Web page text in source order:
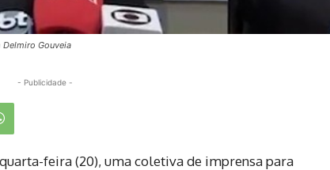
Gouveia
- Publicidade -
feira (20), uma coletiva de imprensa para